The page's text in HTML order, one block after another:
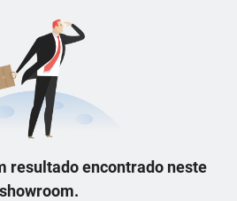
resultado encontrado neste
showroom.